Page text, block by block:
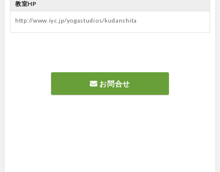
教室HP
http://www.iyc.jp/yogastudios/kudanshita
お問合せ